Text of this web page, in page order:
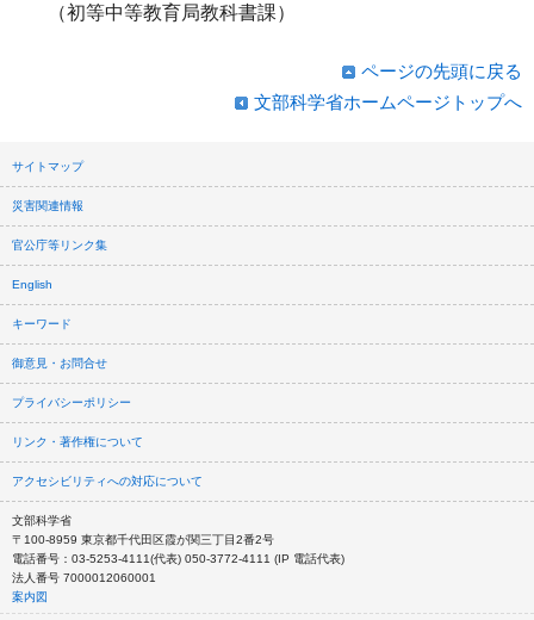
（初等中等教育局教科書課）
ページの先頭に戻る
文部科学省ホームページトップへ
サイトマップ
災害関連情報
官公庁等リンク集
English
キーワード
御意見・お問合せ
プライバシーポリシー
リンク・著作権について
アクセシビリティへの対応について
文部科学省
〒100-8959 東京都千代田区霞が関三丁目2番2号
電話番号：03-5253-4111(代表) 050-3772-4111 (IP 電話代表)
法人番号 7000012060001
案内図